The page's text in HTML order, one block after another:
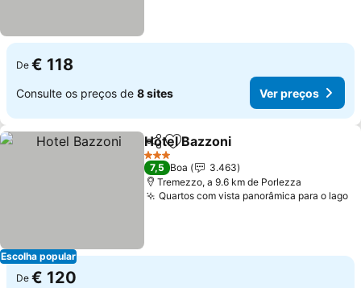
De € 118
Consulte os preços de 8 sites Ver preços
Escolha popular
PartilharAdicionar aos favoritos
Hotel Bazzoni
3 Estrelas
7,5 Boa
3.463
Tremezzo, a 9.6 km de Porlezza
Quartos com vista panorâmica para o lago
De € 120